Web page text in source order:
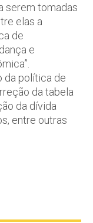
serem tomadas
elas a
de
e
da política de
da tabela
da dívida
entre outras